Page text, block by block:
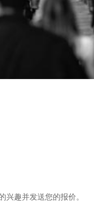
兴趣并发送您的报价。